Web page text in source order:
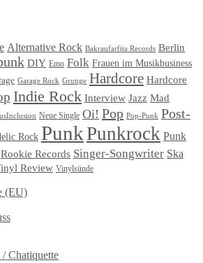
Alternative Rock Bakraufarfita Records Berlin
DIY Emo Folk Frauen im Musikbusiness
Garage Rock Grunge Hardcore Hardcore
Indie Rock Interview Jazz Mad
Neue Single Oi! Pop Pop-Punk Post-
Rock PunkPunkrock Punk
Rookie Records Singer-Songwriter Ska
Review Vinylsünde
(EU)
/ Chatiquette